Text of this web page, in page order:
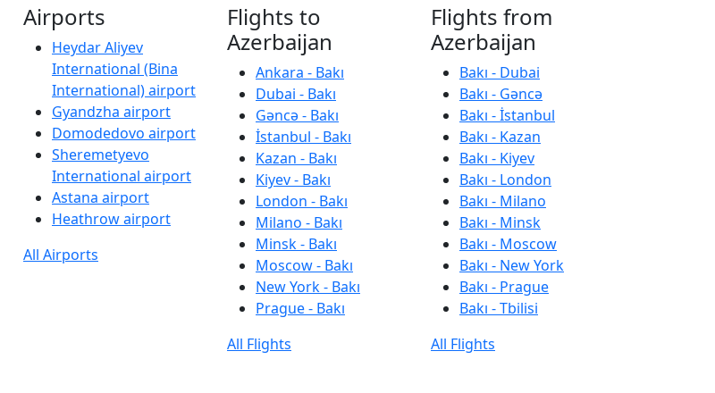
Airports
Heydar Aliyev
International (Bina
International) airport
Gyandzha airport
Domodedovo airport
Sheremetyevo
International airport
Astana airport
Heathrow airport
All Airports
Flights to
Azerbaijan
Ankara - Bakı
Dubai - Bakı
Gəncə - Bakı
İstanbul - Bakı
Kazan - Bakı
Kiyev - Bakı
London - Bakı
Milano - Bakı
Minsk - Bakı
Moscow - Bakı
New York - Bakı
Prague - Bakı
All Flights
Flights from
Azerbaijan
Bakı - Dubai
Bakı - Gəncə
Bakı - İstanbul
Bakı - Kazan
Bakı - Kiyev
Bakı - London
Bakı - Milano
Bakı - Minsk
Bakı - Moscow
Bakı - New York
Bakı - Prague
Bakı - Tbilisi
All Flights